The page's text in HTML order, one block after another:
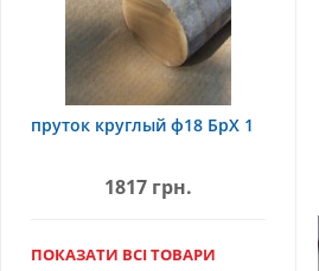
пруток круглый ф18 БрХ 1
1817 грн.
ПОКАЗАТИ ВСІ ТОВАРИ